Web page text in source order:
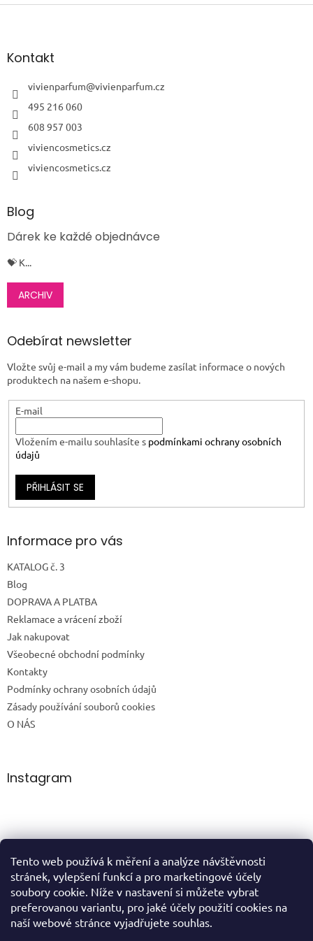
Tento web používá k měření a analýze návštěvnosti
stránek, vylepšení funkcí a pro marketingové účely
soubory cookie. Níže v nastavení si můžete vybrat
preferovanou variantu, pro jaké účely použití cookies na
naší webové stránce vyjadřujete souhlas.
Z
aKontakt
vivienparfum@vivienparfum.cz
495 216 060
608 957 003
viviencosmetics.cz
viviencosmetics.cz
Blog
Dárek ke každé objednávce
💝 K...
ARCHIV
Odebírat newsletter
Vložte svůj e-mail a my vám budeme zasílat informace o nových
produktech na našem e-shopu.
E-mail
Vložením e-mailu souhlasíte s podmínkami ochrany osobních
údajů
PŘIHLÁSIT SE
Informace pro vás
KATALOG č. 3
Blog
DOPRAVA A PLATBA
Reklamace a vrácení zboží
Jak nakupovat
Všeobecné obchodní podmínky
Kontakty
Podmínky ochrany osobních údajů
Zásady používání souborů cookies
O NÁS
Instagram
Sledovat na Instagramu
domů